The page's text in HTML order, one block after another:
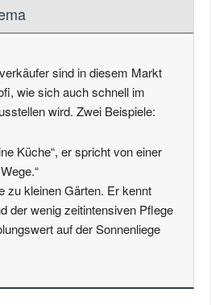
sind in diesem Markt
wie sich auch schnell im
wird. Zwei Beispiele:
Küche“, er spricht von einer
zu kleinen Gärten. Er kennt
der wenig zeitintensiven Pflege
auf der Sonnenliege